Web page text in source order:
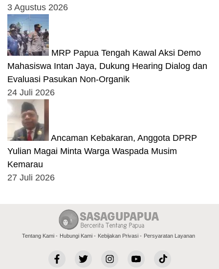
3 Agustus 2026
MRP Papua Tengah Kawal Aksi Demo
Mahasiswa Intan Jaya, Dukung Hearing Dialog dan
Evaluasi Pasukan Non-Organik
24 Juli 2026
Ancaman Kebakaran, Anggota DPRP
Yulian Magai Minta Warga Waspada Musim
Kemarau
27 Juli 2026
Tentang Kami Hubungi Kami Kebijakan Privasi Persyaratan Layanan